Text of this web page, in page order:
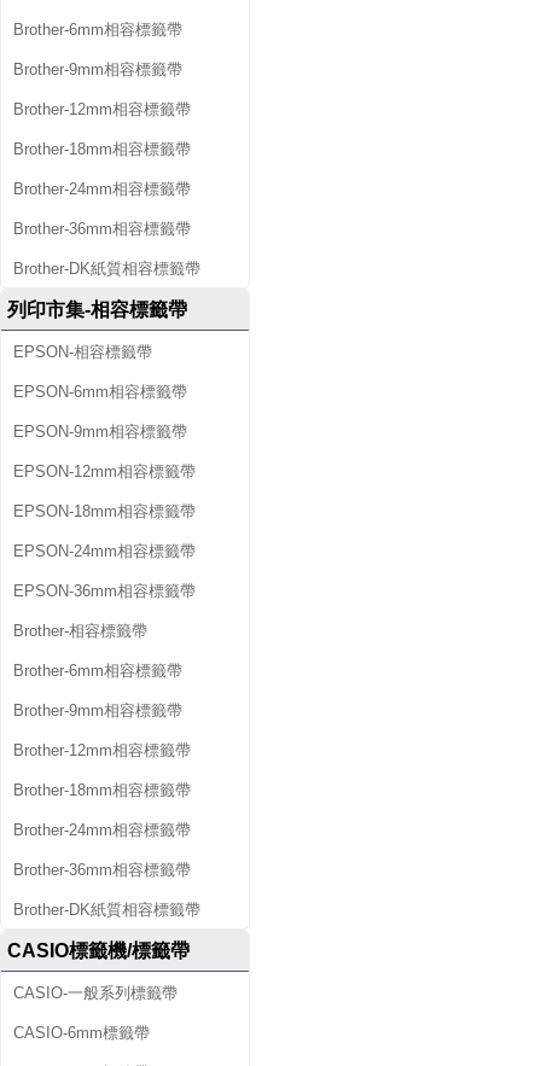
Brother-6mm相容標籤帶
Brother-9mm相容標籤帶
Brother-12mm相容標籤帶
Brother-18mm相容標籤帶
Brother-24mm相容標籤帶
Brother-36mm相容標籤帶
Brother-DK紙質相容標籤帶
列印市集-相容標籤帶
EPSON-相容標籤帶
EPSON-6mm相容標籤帶
EPSON-9mm相容標籤帶
EPSON-12mm相容標籤帶
EPSON-18mm相容標籤帶
EPSON-24mm相容標籤帶
EPSON-36mm相容標籤帶
Brother-相容標籤帶
Brother-6mm相容標籤帶
Brother-9mm相容標籤帶
Brother-12mm相容標籤帶
Brother-18mm相容標籤帶
Brother-24mm相容標籤帶
Brother-36mm相容標籤帶
Brother-DK紙質相容標籤帶
CASIO標籤機/標籤帶
CASIO-一般系列標籤帶
CASIO-6mm標籤帶